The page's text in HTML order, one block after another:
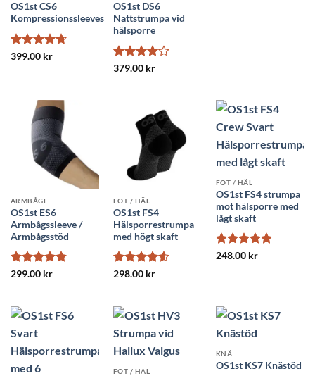
OS1st CS6
Kompressionssleeves
Betygsatt
399.00 kr
OS1st DS6
Nattstrumpa vid
hälsporre
Betygsatt
379.00 kr
ARMBÅGE
OS1st ES6
Armbågssleeve /
Armbågsstöd
Betygsatt
299.00 kr
FOT / HÄL
OS1st FS4
Hälsporrestrumpa
med högt skaft
Betygsatt
298.00 kr
FOT / HÄL
OS1st FS4 strumpa
mot hälsporre med
lågt skaft
Betygsatt
248.00 kr
FOT / HÄL
KNÄ
OS1st KS7 Knästöd